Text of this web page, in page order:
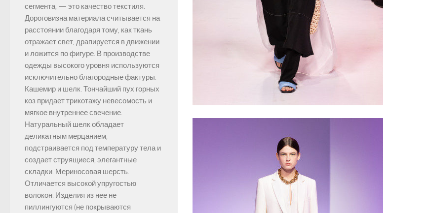
сегмента, — это качество текстиля.
Дороговизна материала считывается на
расстоянии благодаря тому, как ткань
отражает свет, драпируется в движении
и ложится по фигуре. В производстве
одежды высокого уровня используются
исключительно благородные фактуры:
Кашемир и шелк. Тончайший пух горных
коз придает трикотажу невесомость и
мягкое внутреннее свечение.
Натуральный шелк обладает
деликатным мерцанием,
подстраивается под температуру тела и
создает струящиеся, элегантные
складки. Мериносовая шерсть.
Отличается высокой упругостью
волокон. Изделия из нее не
пиллингуются (не покрываются